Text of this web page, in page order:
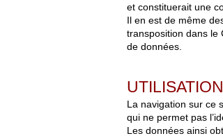
et constituerait une
Il en est de même
transposition dans le
de données.
La navigation sur ce
qui ne permet pas
Les données ainsi